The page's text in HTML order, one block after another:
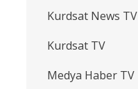
Kurdsat News TV
Kurdsat TV
Medya Haber TV